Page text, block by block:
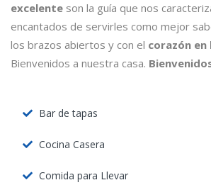
excelente son la guía que nos
encantados de servirles como mejor
los brazos abiertos y con el corazón en
Bienvenidos a nuestra casa.
Bar de tapas
Cocina Casera
Comida para Llevar